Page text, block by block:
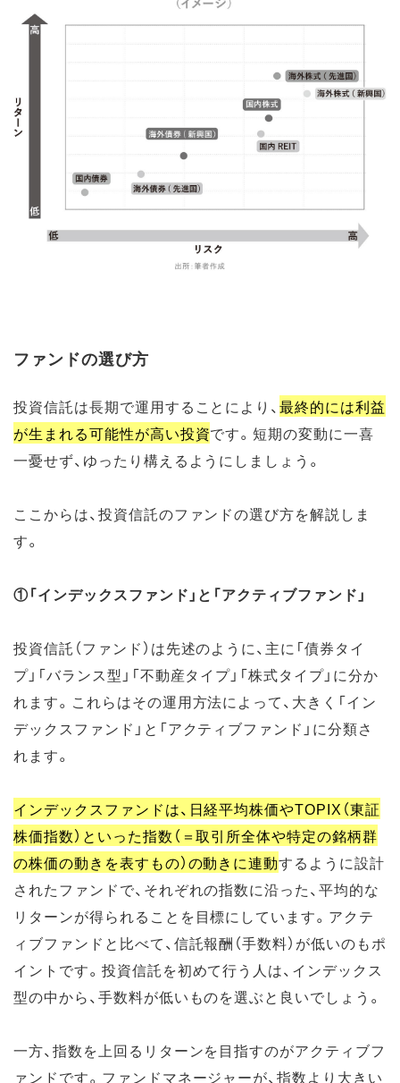
ファンドの選び方
投資信託は長期で運用することにより、最終的には利益
が生まれる可能性が高い投資です。短期の変動に一喜
一憂せず、ゆったり構えるようにしましょう。
ここからは、投資信託のファンドの選び方を解説しま
す。
①「インデックスファンド」と「アクティブファンド」
投資信託（ファンド）は先述のように、主に「債券タイ
プ」「バランス型」「不動産タイプ」「株式タイプ」に分か
れます。これらはその運用方法によって、大きく「イン
デックスファンド」と「アクティブファンド」に分類さ
れます。
インデックスファンドは、日経平均株価やTOPIX（東証
株価指数）といった指数（＝取引所全体や特定の銘柄群
の株価の動きを表すもの）の動きに連動するように設計
されたファンドで、それぞれの指数に沿った、平均的な
リターンが得られることを目標にしています。アクテ
ィブファンドと比べて、信託報酬（手数料）が低いのもポ
イントです。投資信託を初めて行う人は、インデックス
型の中から、手数料が低いものを選ぶと良いでしょう。
一方、指数を上回るリターンを目指すのがアクティブフ
ァンドです。ファンドマネージャーが、指数より大きい